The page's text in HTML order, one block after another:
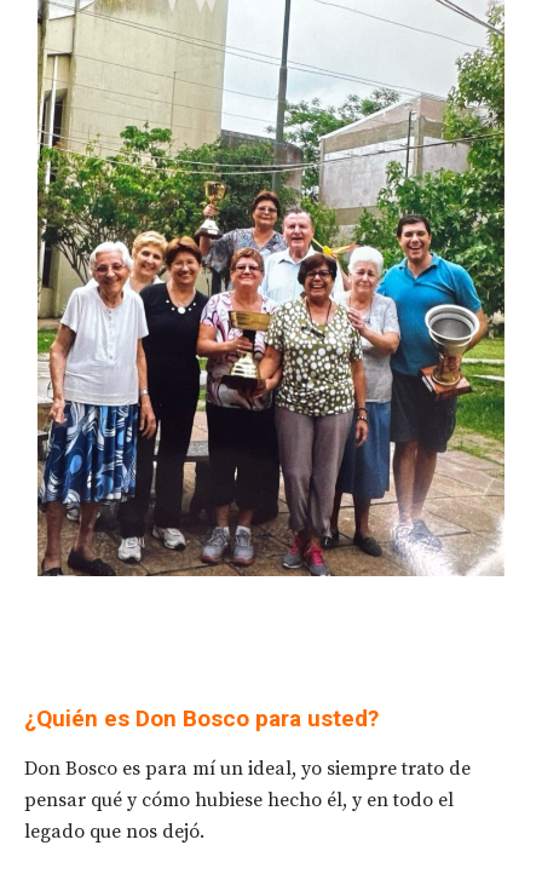
¿Quién es Don Bosco para usted?
Don Bosco es para mí un ideal, yo siempre trato de
pensar qué y cómo hubiese hecho él, y en todo el
legado que nos dejó.